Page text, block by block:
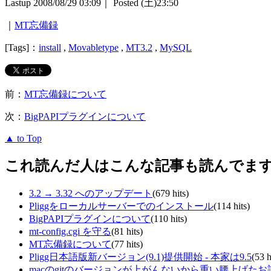
Lastup 2008/08/29 03:09｜ Posted (土)23:50
MT忘備録
[Tags]： install , Movabletype , MT3.2 , MySQL
前： MT忘備録について
次： BigPAPIプラグインについて
▲ to Top
これ読んだ人はこんな記事も読んでま
3.2 → 3.32 へのアップデート (679 hits)
Pliggをローカルサーバーでのインストール(114 hits)
BigPAPIプラグインについて(110 hits)
mt-config.cgi を守る(81 hits)
MT忘備録について(77 hits)
Pligg日本語版新バージョン(9.1)提供開始 - 本家は9.5(53